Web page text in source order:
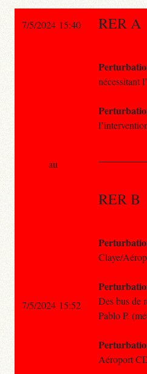
7/5/2024 15:40 RER A
nécessitant
RER B
Claye/
Des bus de
Pablo P.
Aéroport
au
7/5/2024 15:52